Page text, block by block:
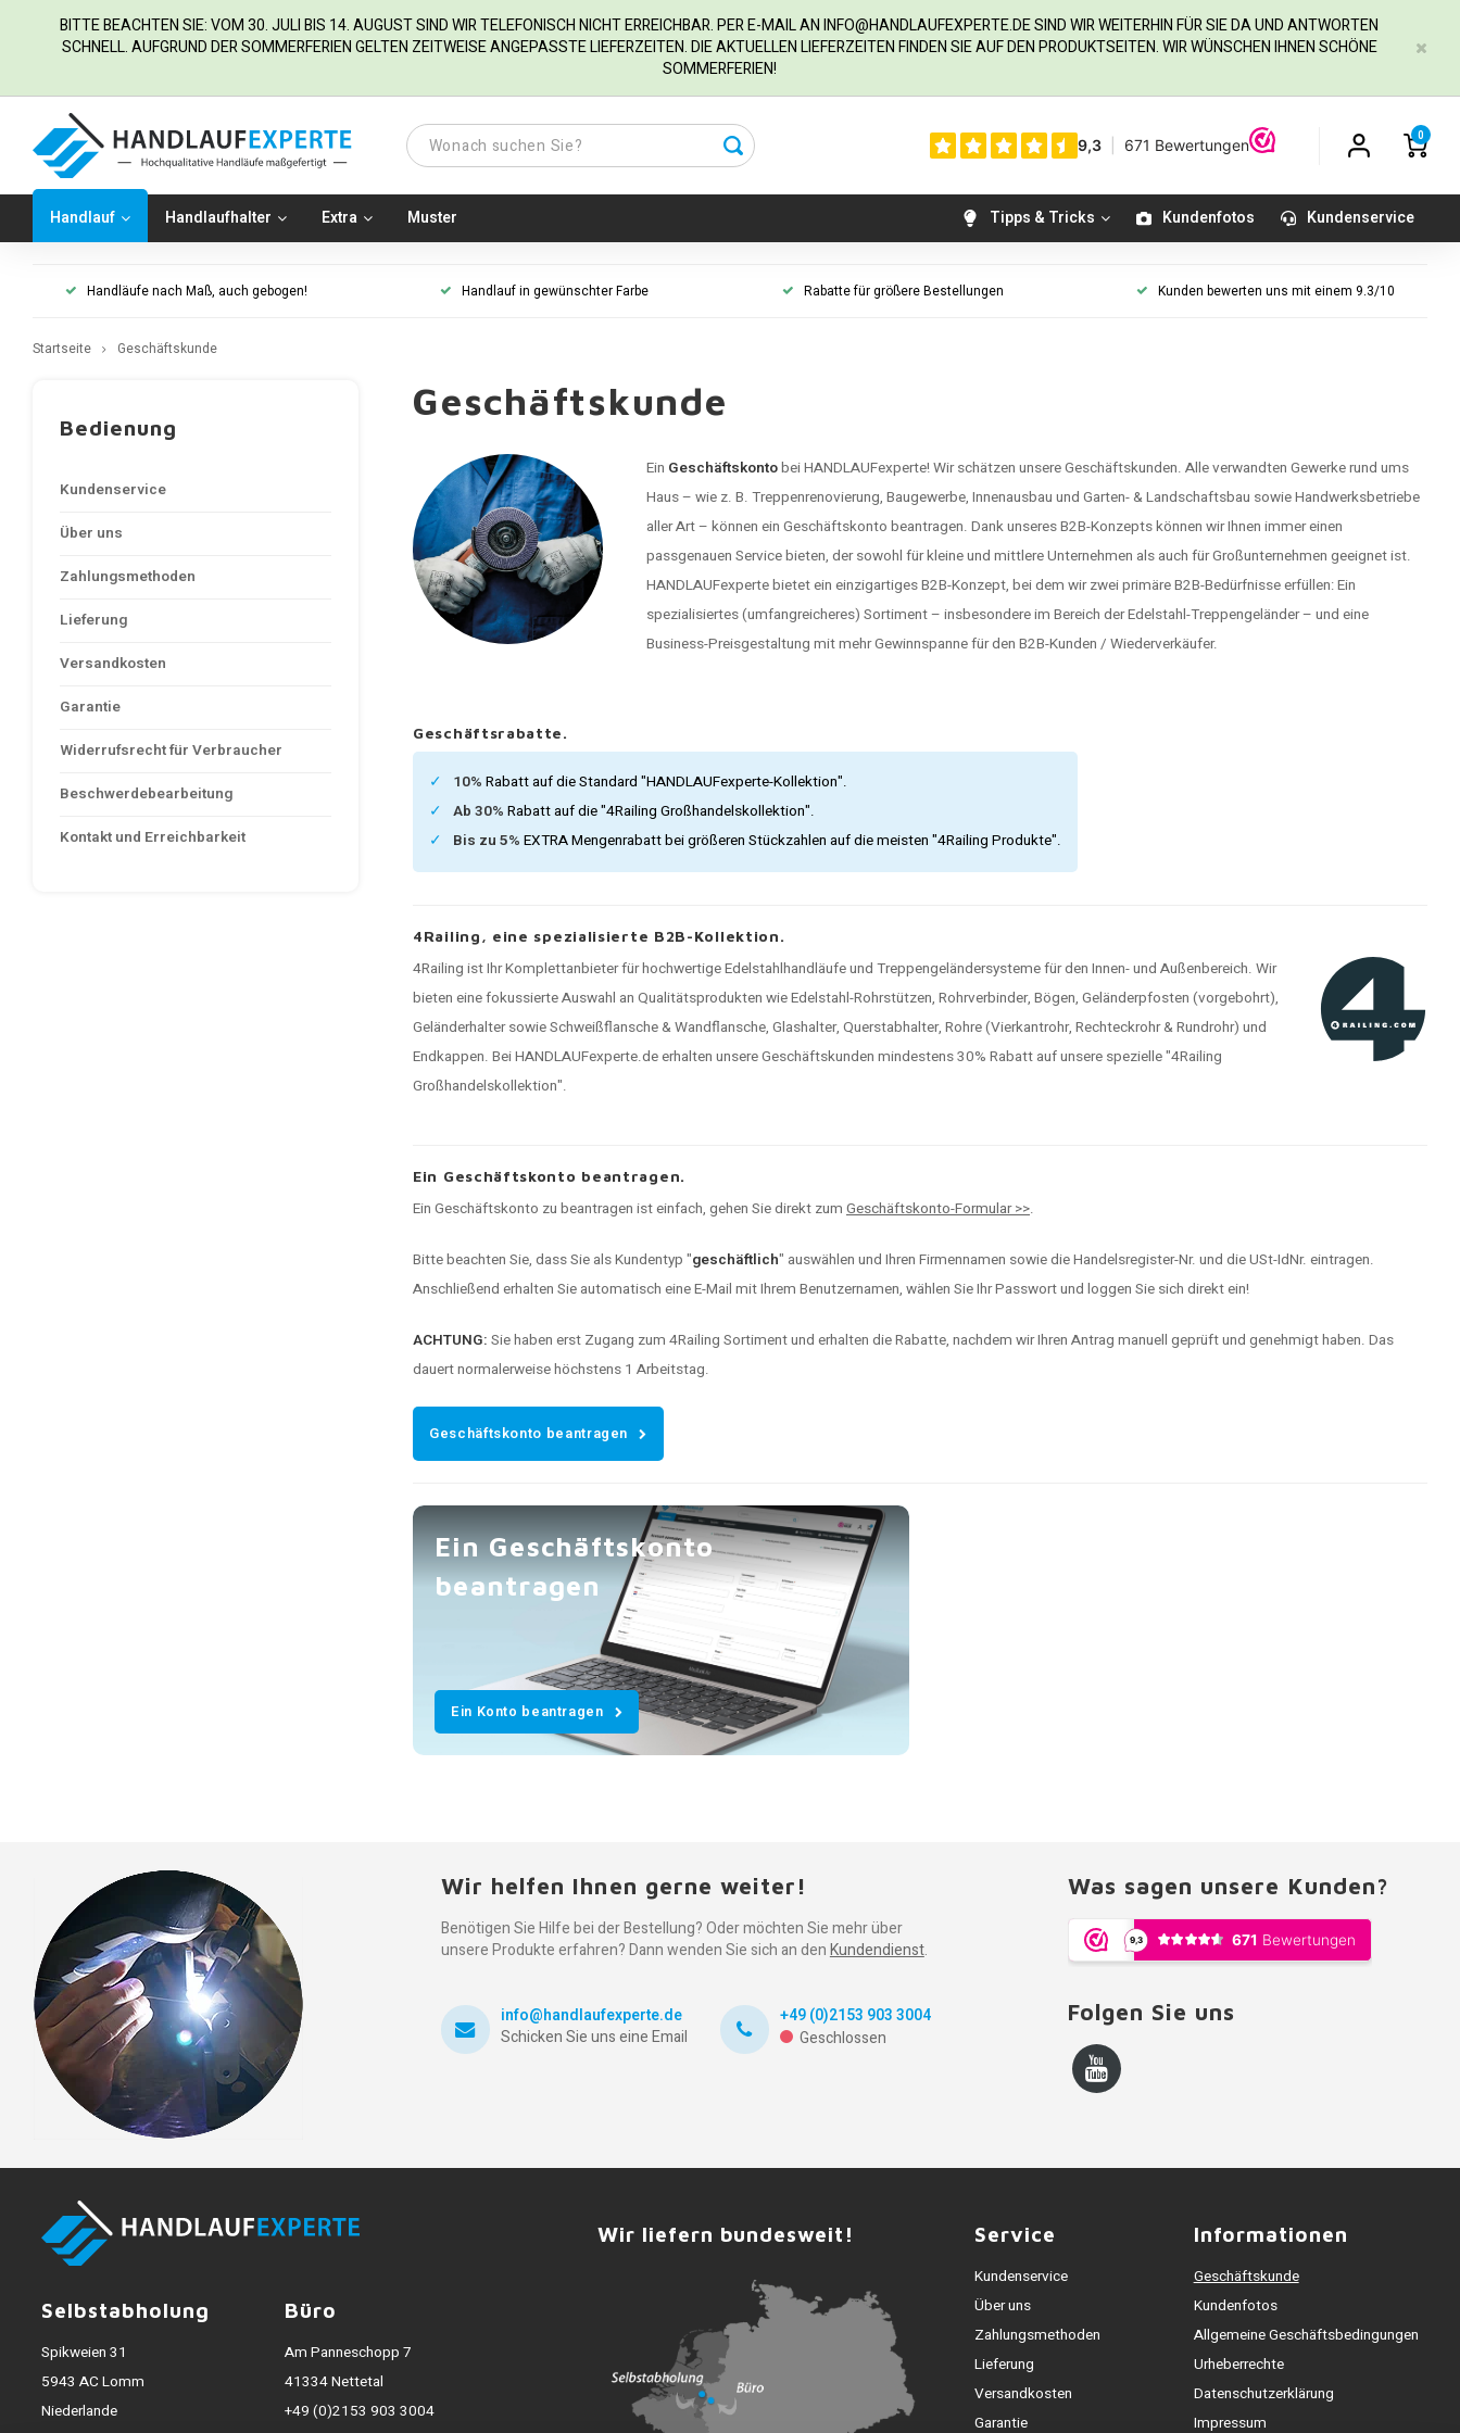
BITTE BEACHTEN SIE: VOM 30. JULI BIS 14. AUGUST SIND WIR TELEFONISCH NICHT ERREICHBAR. PER E-MAIL ANINFO@HANDLAUFEXPERTE.DESIND WIR WEITERHIN FÜR SIE DA UND ANTWORTEN
SCHNELL. AUFGRUND DER SOMMERFERIEN GELTEN ZEITWEISE ANGEPASSTE LIEFERZEITEN. DIE AKTUELLEN LIEFERZEITEN FINDEN SIE AUF DEN PRODUKTSEITEN. WIR WÜNSCHEN IHNEN SCHÖNE
SOMMERFERIEN!
0
Handlauf Handlaufhalter Extra Muster Tipps & Tricks Kundenfotos Kundenservice
Handläufe nach Maß, auch gebogen! Handlauf in gewünschter Farbe Rabatte für größere Bestellungen Kunden bewerten uns mit einem 9.3/10
Startseite Geschäftskunde
Bedienung
Kundenservice
Über uns
Zahlungsmethoden
Lieferung
Versandkosten
Garantie
Widerrufsrecht für Verbraucher
Beschwerdebearbeitung
Kontakt und Erreichbarkeit
Geschäftskunde
Ein Geschäftskontobei HANDLAUFexperte! Wir schätzen unsere Geschäftskunden. Alle verwandten Gewerke rund ums
Haus – wie z. B. Treppenrenovierung, Baugewerbe, Innenausbau und Garten- & Landschaftsbau sowie Handwerksbetriebe
aller Art – können ein Geschäftskonto beantragen. Dank unseres B2B-Konzepts können wir Ihnen immer einen
passgenauen Service bieten, der sowohl für kleine und mittlere Unternehmen als auch für Großunternehmen geeignet ist.
HANDLAUFexperte bietet ein einzigartiges B2B-Konzept, bei dem wir zwei primäre B2B-Bedürfnisse erfüllen: Ein
spezialisiertes (umfangreicheres) Sortiment – insbesondere im Bereich der Edelstahl-Treppengeländer – und eine
Business-Preisgestaltung mit mehr Gewinnspanne für den B2B-Kunden / Wiederverkäufer.
Geschäftsrabatte.
10% Rabatt auf die Standard "HANDLAUFexperte-Kollektion".
Ab 30% Rabatt auf die "4Railing Großhandelskollektion".
Bis zu 5% EXTRA Mengenrabatt bei größeren Stückzahlen auf die meisten "4Railing Produkte".
4Railing, eine spezialisierte B2B-Kollektion.
4Railing ist Ihr Komplettanbieter für hochwertige Edelstahlhandläufe und Treppengeländersysteme für den Innen- und Außenbereich. Wir
bieten eine fokussierte Auswahl an Qualitätsprodukten wie Edelstahl-Rohrstützen, Rohrverbinder, Bögen, Geländerpfosten (vorgebohrt),
Geländerhalter sowie Schweißflansche & Wandflansche, Glashalter, Querstabhalter, Rohre (Vierkantrohr, Rechteckrohr & Rundrohr) und
Endkappen. Bei HANDLAUFexperte.de erhalten unsere Geschäftskunden mindestens 30% Rabatt auf unsere spezielle "4Railing
Großhandelskollektion".
Ein Geschäftskonto beantragen.
Ein Geschäftskonto zu beantragen ist einfach, gehen Sie direkt zum Geschäftskonto-Formular >>.
Bitte beachten Sie, dass Sie als Kundentyp "geschäftlich" auswählen und Ihren Firmennamen sowie die Handelsregister-Nr. und die USt-IdNr. eintragen.
Anschließend erhalten Sie automatisch eine E-Mail mit Ihrem Benutzernamen, wählen Sie Ihr Passwort und loggen Sie sich direkt ein!
ACHTUNG: Sie haben erst Zugang zum 4Railing Sortiment und erhalten die Rabatte, nachdem wir Ihren Antrag manuell geprüft und genehmigt haben. Das
dauert normalerweise höchstens 1 Arbeitstag.
Geschäftskonto beantragen
Ein Geschäftskonto
beantragen
Ein Konto beantragen
Wir helfen Ihnen gerne weiter!
Benötigen Sie Hilfe bei der Bestellung? Oder möchten Sie mehr über
unsere Produkte erfahren? Dann wenden Sie sich an denKundendienst.
info@handlaufexperte.de
Schicken Sie uns eine Email
+49 (0)2153 903 3004
Geschlossen
Was sagen unsere Kunden?
Folgen Sie uns
Selbstabholung
Spikweien 31
5943 AC Lomm
Niederlande
Büro
Am Panneschopp 7
41334 Nettetal
+49 (0)2153 903 3004
Wir liefern bundesweit! Service
Kundenservice
Über uns
Zahlungsmethoden
Lieferung
Versandkosten
Garantie
Informationen
Geschäftskunde
Kundenfotos
Allgemeine Geschäftsbedingungen
Urheberrechte
Datenschutzerklärung
Impressum